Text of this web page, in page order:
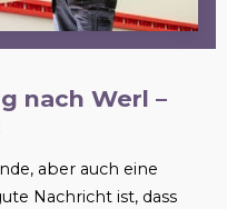
nach Werl –
aber auch eine
Nachricht ist, dass